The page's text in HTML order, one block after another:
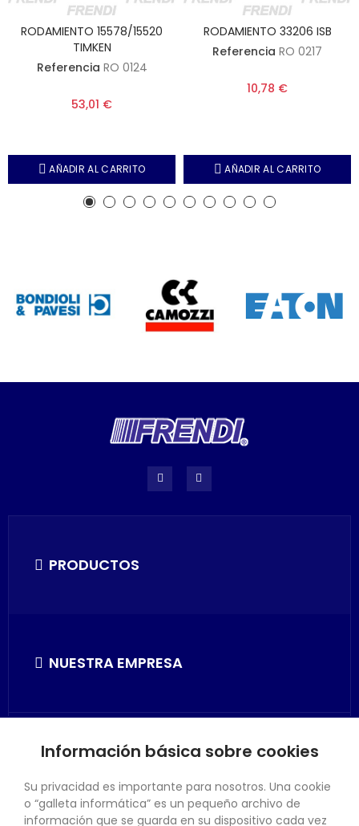
RODAMIENTO 15578/15520
TIMKEN
Referencia RO 0124
53,01 €
AÑADIR AL CARRITO
RODAMIENTO 33206 ISB
Referencia RO 0217
10,78 €
AÑADIR AL CARRITO
PRODUCTOS
NUESTRA EMPRESA
SU CUENTA
Información básica sobre cookies
Su privacidad es importante para nosotros. Una cookie
o “galleta informática” es un pequeño archivo de
información que se guarda en su dispositivo cada vez